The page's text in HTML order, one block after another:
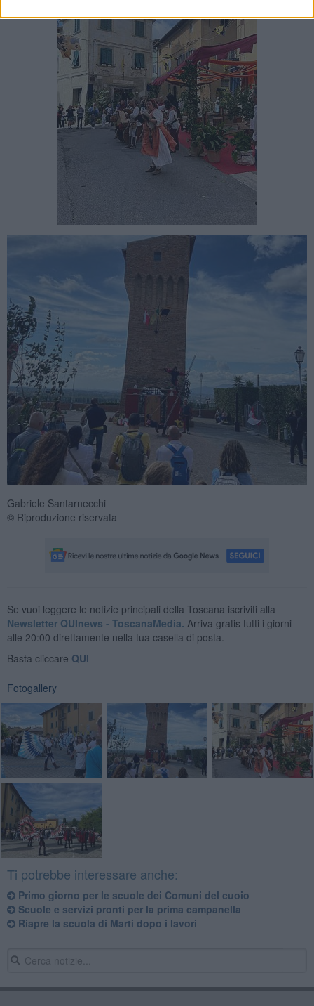
Gabriele Santarnecchi
© Riproduzione riservata
Se vuoi leggere le notizie principali della Toscana iscriviti alla
Newsletter QUInews - ToscanaMedia. Arriva gratis tutti i giorni
alle 20:00 direttamente nella tua casella di posta.
Basta cliccare QUI
Fotogallery
Ti potrebbe interessare anche:
Primo giorno per le scuole dei Comuni del cuoio
Scuole e servizi pronti per la prima campanella
Riapre la scuola di Marti dopo i lavori